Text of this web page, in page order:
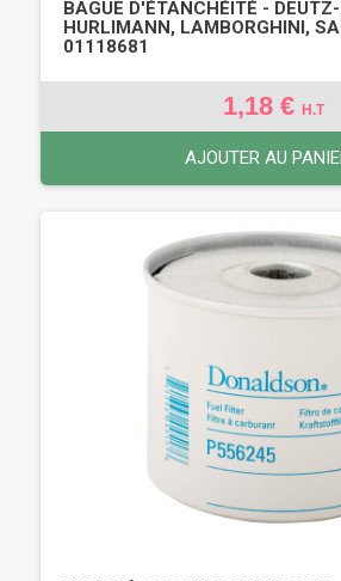
BAGUE D'ÉTANCHÉITÉ -
HURLIMANN, LAMBORGHINI,
01118681
1,18 € H.T
AJOUTER AU